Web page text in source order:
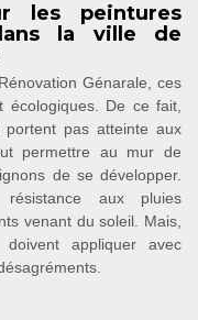
les peintures
la ville de
Génarale, ces
De ce fait,
portent pas atteinte aux
permettre au mur de
de se développer.
aux pluies
venant du soleil. Mais,
appliquer avec